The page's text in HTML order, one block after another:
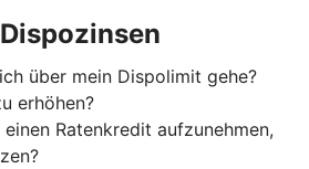
über mein Dispolimit gehe?
erhöhen?
Ratenkredit aufzunehmen,